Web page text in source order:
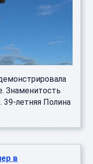
Знаменитость
39-летняя Полина
в